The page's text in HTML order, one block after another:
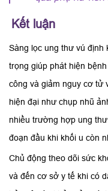
Kết luận
Sàng lọc ung thư vú định
trọng giúp phát hiện
công và giảm nguy cơ tử
hiện đại như chụp nhũ
nhiều trường hợp ung
đoạn đầu khi khối u còn
Chủ động theo dõi sức
và đến cơ sở y tế khi có